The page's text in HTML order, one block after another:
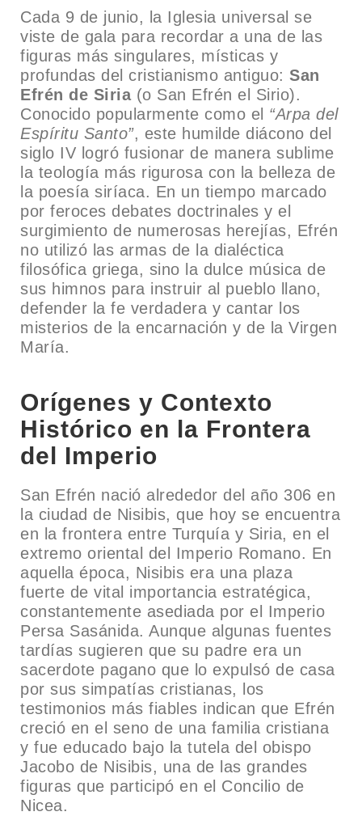
Cada 9 de junio, la Iglesia universal se
viste de gala para recordar a una de las
figuras más singulares, místicas y
profundas del cristianismo antiguo: San
Efrén de Siria(o San Efrén el Sirio).
Conocido popularmente como el “Arpa del
Espíritu Santo”, este humilde diácono del
siglo IV logró fusionar de manera sublime
la teología más rigurosa con la belleza de
la poesía siríaca. En un tiempo marcado
por feroces debates doctrinales y el
surgimiento de numerosas herejías, Efrén
no utilizó las armas de la dialéctica
filosófica griega, sino la dulce música de
sus himnos para instruir al pueblo llano,
defender la fe verdadera y cantar los
misterios de la encarnación y de la Virgen
María.
Orígenes y Contexto
Histórico en la Frontera
del Imperio
San Efrén nació alrededor del año 306 en
la ciudad de Nisibis, que hoy se encuentra
en la frontera entre Turquía y Siria, en el
extremo oriental del Imperio Romano. En
aquella época, Nisibis era una plaza
fuerte de vital importancia estratégica,
constantemente asediada por el Imperio
Persa Sasánida. Aunque algunas fuentes
tardías sugieren que su padre era un
sacerdote pagano que lo expulsó de casa
por sus simpatías cristianas, los
testimonios más fiables indican que Efrén
creció en el seno de una familia cristiana
y fue educado bajo la tutela del obispo
Jacobo de Nisibis, una de las grandes
figuras que participó en el Concilio de
Nicea.